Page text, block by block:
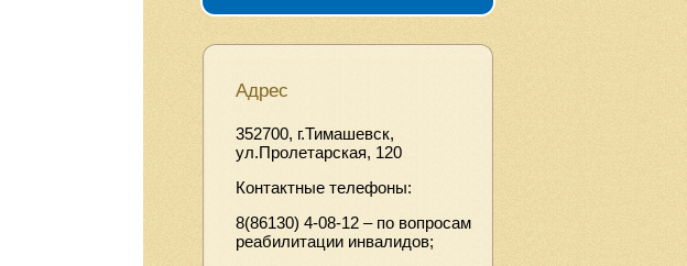
Адрес
352700, г.Тимашевск,
ул.Пролетарская, 120
Контактные телефоны:
8(86130) 4-08-12 – по вопросам
реабилитации инвалидов;